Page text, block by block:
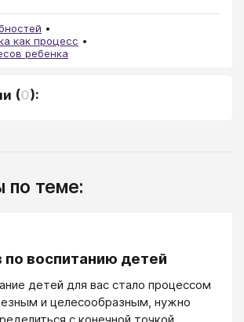
как процесс
ребенка
(0):
по теме:
по воспитанию детей
детей для вас стало процессом
и целесообразным, нужно